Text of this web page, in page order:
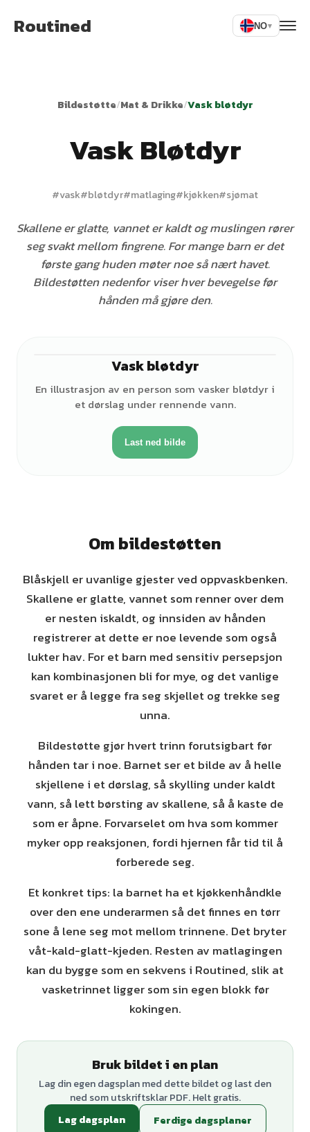
Routined NO▾
Bildestøtte/Mat & Drikke/Vask bløtdyr
Vask Bløtdyr
#vask#bløtdyr#matlaging#kjøkken#sjømat
Skallene er glatte, vannet er kaldt og muslingen rører
seg svakt mellom fingrene. For mange barn er det
første gang huden møter noe så nært havet.
Bildestøtten nedenfor viser hver bevegelse før
hånden må gjøre den.
Vask bløtdyr
En illustrasjon av en person som vasker bløtdyr i
et dørslag under rennende vann.
Last ned bilde
Om bildestøtten
Blåskjell er uvanlige gjester ved oppvaskbenken.
Skallene er glatte, vannet som renner over dem
er nesten iskaldt, og innsiden av hånden
registrerer at dette er noe levende som også
lukter hav. For et barn med sensitiv persepsjon
kan kombinasjonen bli for mye, og det vanlige
svaret er å legge fra seg skjellet og trekke seg
unna.
Bildestøtte gjør hvert trinn forutsigbart før
hånden tar i noe. Barnet ser et bilde av å helle
skjellene i et dørslag, så skylling under kaldt
vann, så lett børsting av skallene, så å kaste de
som er åpne. Forvarselet om hva som kommer
myker opp reaksjonen, fordi hjernen får tid til å
forberede seg.
Et konkret tips: la barnet ha et kjøkkenhåndkle
over den ene underarmen så det finnes en tørr
sone å lene seg mot mellom trinnene. Det bryter
våt-kald-glatt-kjeden. Resten av matlagingen
kan du bygge som en sekvens i Routined, slik at
vasketrinnet ligger som sin egen blokk før
kokingen.
Bruk bildet i en plan
Lag din egen dagsplan med dette bildet og last den
ned som utskriftsklar PDF. Helt gratis.
Lag dagsplan
Ferdige dagsplaner